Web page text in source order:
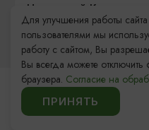
Настоящий
Контакты Туристского
информационного
Для улучшения работы
пользователями мы
работу с сайтом, Вы
Вы всегда можете
браузера. Согласие на
ПРИНЯТЬ